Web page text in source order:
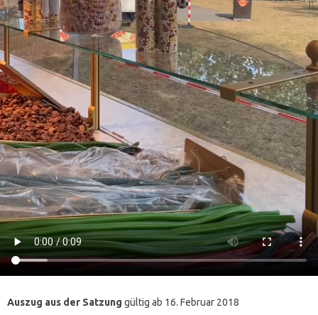
Auszug aus der Satzung gültig ab 16. Februar 2018